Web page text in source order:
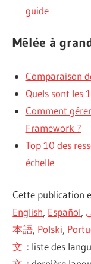
guide
Mêlée à
Comparaison
Quels sont les
Comment
Framework ?
Top 10 des
échelle
Cette publication
English, Español,
本語, Polski,
文 : liste des